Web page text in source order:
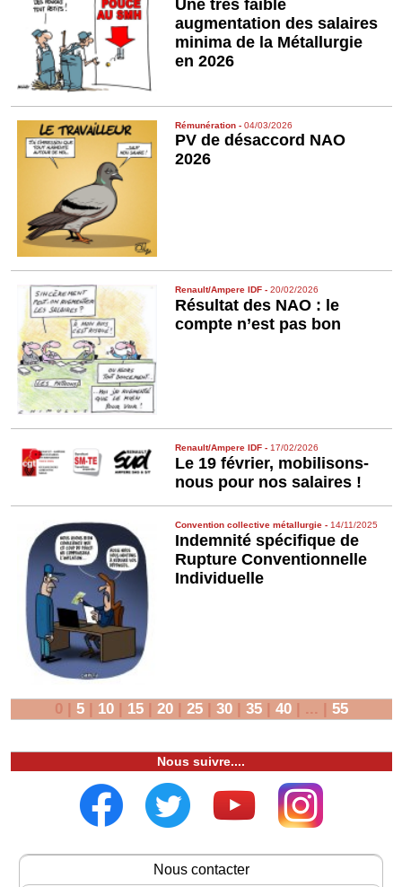
Une très faible
augmentation des salaires
minima de la Métallurgie
en 2026
Rémunération -04/03/2026
PV de désaccord NAO
2026
Renault/Ampere IDF -20/02/2026
Résultat des NAO : le
compte n’est pas bon
Renault/Ampere IDF -17/02/2026
Le 19 février, mobilisons-
nous pour nos salaires !
Convention collective métallurgie -14/11/2025
Indemnité spécifique de
Rupture Conventionnelle
Individuelle
0| 5| 10| 15| 20| 25| 30| 35| 40| ... 55
Nous suivre....
Nous contacter